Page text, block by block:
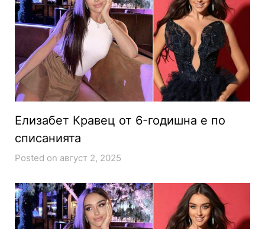
Елизабет Кравец от 6-годишна е по
списанията
Posted on август 2, 2025